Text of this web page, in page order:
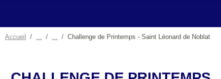
Accueil Challenge de Printemps - Saint Léonard de Noblat